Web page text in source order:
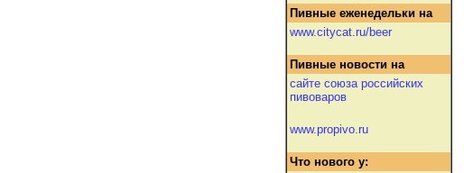
Пивные еженедельки на
www.citycat.ru/beer
Пивные новости на
сайте союза российских
пивоваров
www.propivo.ru
Что нового у: